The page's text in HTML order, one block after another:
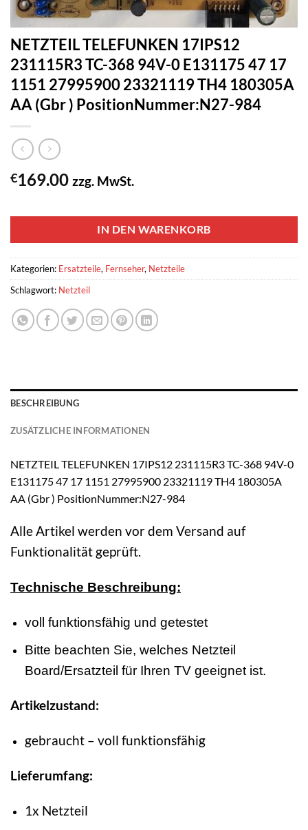
NETZTEIL TELEFUNKEN 17IPS12
231115R3 TC-368 94V-0 E131175 47 17
1151 27995900 23321119 TH4 180305A
AA (Gbr ) PositionNummer:N27-984
€169.00 zzg. MwSt.
IN DEN WARENKORB
Kategorien: Ersatzteile, Fernseher, Netzteile
Schlagwort: Netzteil
BESCHREIBUNG
ZUSÄTZLICHE INFORMATIONEN
NETZTEIL TELEFUNKEN 17IPS12 231115R3 TC-368 94V-0
E131175 47 17 1151 27995900 23321119 TH4 180305A
AA (Gbr ) PositionNummer:N27-984
Alle Artikel werden vor dem Versand auf
Funktionalität geprüft.
Technische Beschreibung:
voll funktionsfähig und getestet
Bitte beachten Sie, welches Netzteil
Board/Ersatzteil für Ihren TV geeignet ist.
Artikelzustand:
gebraucht – voll funktionsfähig
Lieferumfang:
1x Netzteil